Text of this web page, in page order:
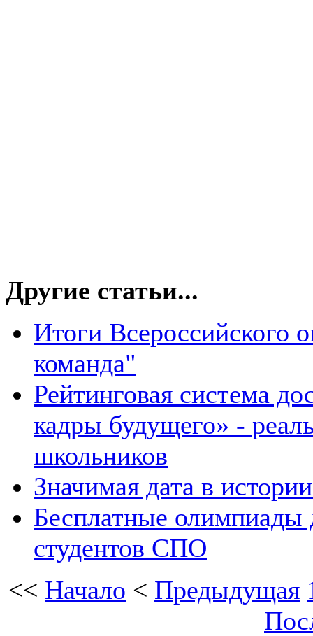
Другие статьи...
Итоги Всероссийского
команда"
Рейтинговая система
кадры будущего» -
школьников
Значимая дата в
Бесплатные олимпиады
студентов СПО
<< Начало < Предыдущая